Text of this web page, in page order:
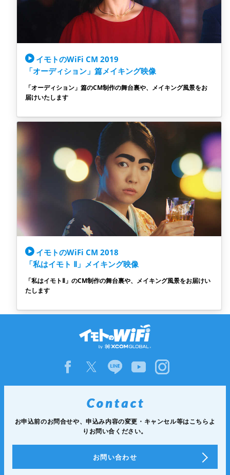
イモトのWiFi CM 2019
「オーディション」篇メイキング映像
「オーディション」篇のCM制作の舞台裏や、メイキング風景をお
届けいたします
イモトのWiFi CM 2018
「私はイモト Ⅱ」メイキング映像
「私はイモトⅡ」のCM制作の舞台裏や、メイキング風景をお届けい
たします
お申込前のお問合せや、申込み内容の変更・キャンセル等はこちらよ
りお問い合ください。
お問い合わせ